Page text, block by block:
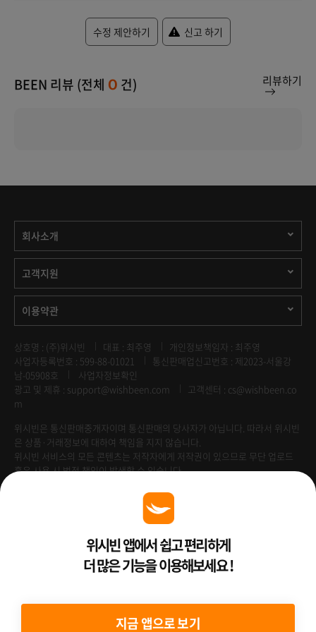
수정 제안하기 신고 하기
BEEN 리뷰 (전체 0 건) 리뷰하기
회사소개
고객지원
이용약관
상호명 : (주)위시빈 대표 : 최주영
개인정보책임자 : 최주영
사업자등록번호 : 599-88-01021
통신판매업신고번호 : 제2023-서울강
남-05908호
사업자정보확인
광고 및 제휴 : support@wishbeen.com
고객센터 : cs@wishbeen.co
m
위시빈은 통신판매중개자이며 통신판매의 당사자가 아닙니다. 따라서 위시빈
은 상품·거래정보에 대하여 책임을 지지 않습니다.
위시빈 서비스의 모든 콘텐츠는 저작자에게 저작권이 있으므로 무단 업로드
혹은 사용 시 법적 책임이 발생할 수 있습니다.
Venture Enterprise위시빈 앱에서 쉽고 편리하게
더 많은 기능을 이용해보세요 !
지금 앱으로 보기